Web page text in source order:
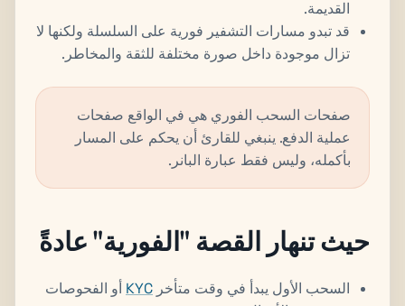
القديمة.
قد تبدو مسارات التشفير فورية على السلسلة ولكنها لا
تزال موجودة داخل صورة مختلفة للثقة والمخاطر.
صفحات السحب الفوري هي في الواقع صفحات
عملية الدفع. ينبغي للقارئ أن يحكم على المسار
بأكمله، وليس فقط عبارة البانر.
حيث تنهار القصة "الفورية" عادةً
السحب الأول يبدأ في وقت متأخر KYC أو الفحوصات